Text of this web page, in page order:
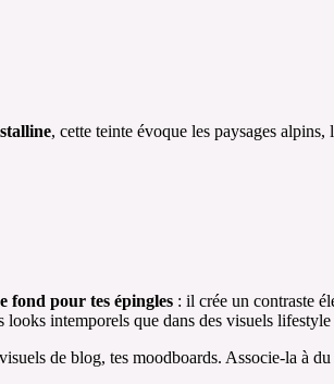
, cette teinte évoque les paysages
fond pour tes épingles : il crée un contraste
intemporels que dans des visuels lifestyle
de blog, tes moodboards. Associe-la à